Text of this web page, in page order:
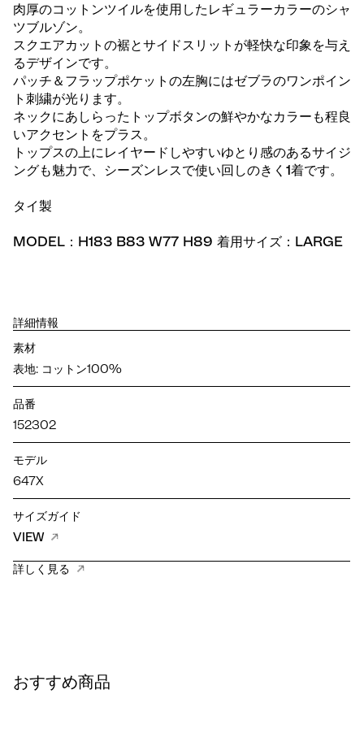
肉厚のコットンツイルを使用したレギュラーカラーのシャ
ツブルゾン。
スクエアカットの裾とサイドスリットが軽快な印象を与え
るデザインです。
パッチ＆フラップポケットの左胸にはゼブラのワンポイン
ト刺繍が光ります。
ネックにあしらったトップボタンの鮮やかなカラーも程良
いアクセントをプラス。
トップスの上にレイヤードしやすいゆとり感のあるサイジ
ングも魅力で、シーズンレスで使い回しのきく1着です。
タイ製
MODEL：H183 B83 W77 H89 着用サイズ：LARGE
詳細情報
素材
表地: コットン100%
品番
152302
モデル
647X
サイズガイド
VIEW
詳しく見る
おすすめ商品